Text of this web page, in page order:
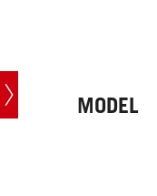
MODEL